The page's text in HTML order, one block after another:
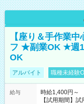
【座り＆手作業
フ ★副業OK ★週
OK
アルバイト 職種未経験
給与
時給1,400円～
【試用期間】